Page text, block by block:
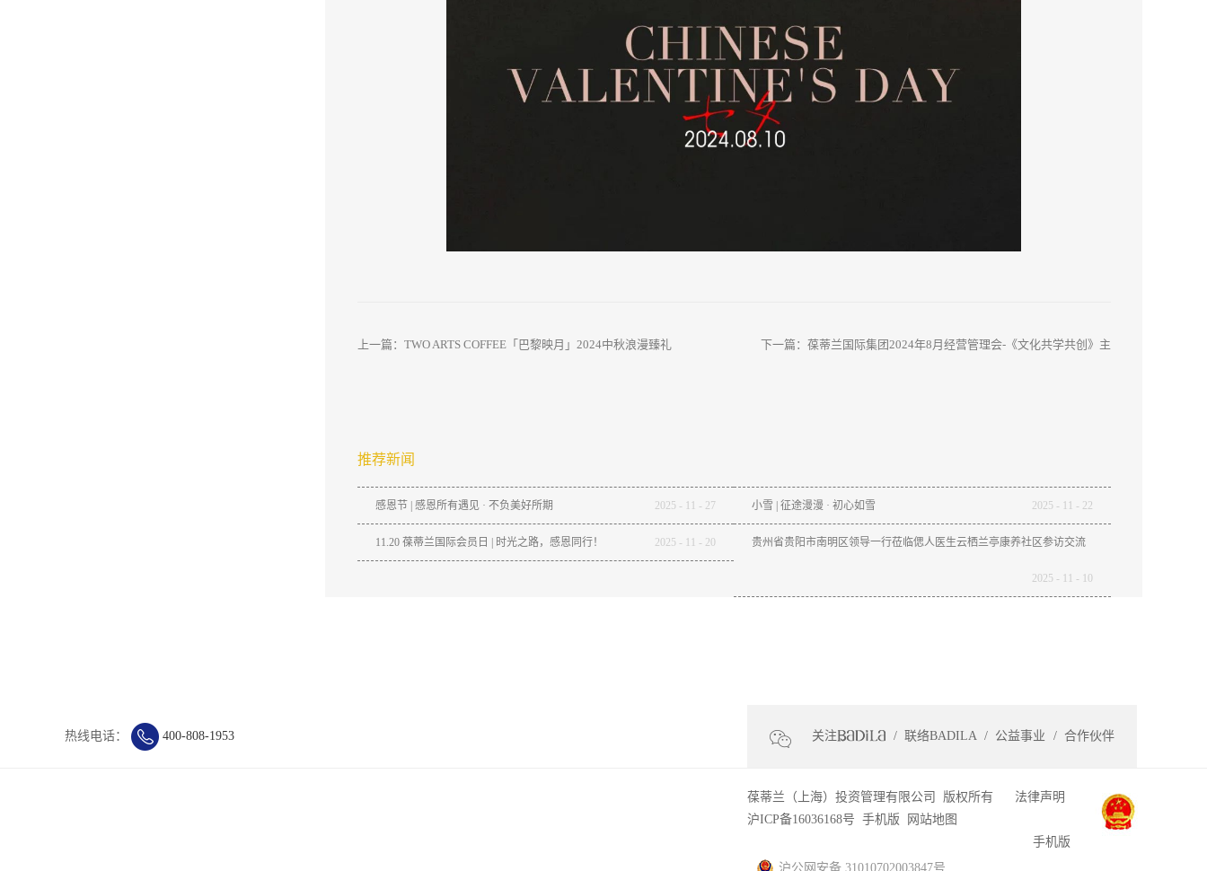
上一篇： TWO ARTS COFFEE「巴黎映月」2024中秋浪漫臻礼 下一篇： 葆蒂兰国际集团2024年8月经营管理会-《文化共学共创》主
推荐新闻
感恩节 | 感恩所有遇见 · 不负美好所期 2025 - 11 - 27 小雪 | 征途漫漫 · 初心如雪 2025 - 11 - 22
11.20 葆蒂兰国际会员日 | 时光之路，感恩同行！ 2025 - 11 - 20 贵州省贵阳市南明区领导一行莅临偲人医生云栖兰亭康养社区参访交流
2025 - 11 - 10
热线电话： 400-808-1953 关注 联络BADILA 公益事业 合作伙伴
葆蒂兰（上海）投资管理有限公司 版权所有
法律声明
沪ICP备16036168号 手机版 网站地图
沪公网安备 31010702003847号
手机版